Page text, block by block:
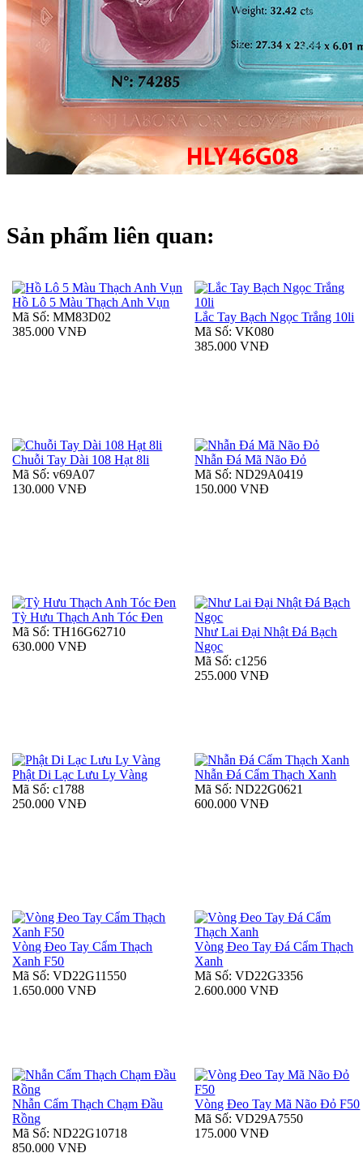
Sản phẩm liên quan:
Hồ Lô 5 Màu Thạch Anh Vụn
Mã Số: MM83D02
385.000 VNĐ
Lắc Tay Bạch Ngọc Trắng 10li
Mã Số: VK080
385.000 VNĐ
Chuỗi Tay Dài 108 Hạt 8li
Mã Số: v69A07
130.000 VNĐ
Nhẫn Đá Mã Não Đỏ
Mã Số: ND29A0419
150.000 VNĐ
Tỳ Hưu Thạch Anh Tóc Đen
Mã Số: TH16G62710
630.000 VNĐ
Như Lai Đại Nhật Đá Bạch
Ngọc
Mã Số: c1256
255.000 VNĐ
Phật Di Lạc Lưu Ly Vàng
Mã Số: c1788
250.000 VNĐ
Nhẫn Đá Cẩm Thạch Xanh
Mã Số: ND22G0621
600.000 VNĐ
Vòng Đeo Tay Cẩm Thạch
Xanh F50
Mã Số: VD22G11550
1.650.000 VNĐ
Vòng Đeo Tay Đá Cẩm Thạch
Xanh
Mã Số: VD22G3356
2.600.000 VNĐ
Nhẫn Cẩm Thạch Chạm Đầu
Rồng
Mã Số: ND22G10718
850.000 VNĐ
Vòng Đeo Tay Mã Não Đỏ F50
Mã Số: VD29A7550
175.000 VNĐ